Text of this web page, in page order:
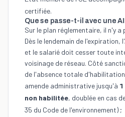
certifiée.
Que se passe-t-il avec une
Sur le plan réglementaire, il n'y a
Dès le lendemain de l'expiration,
et le salarié doit cesser toute
voisinage de réseau. Côté
de l'absence totale
amende administrative jusqu'à
non habilitée, doublée en cas
35 du Code de l'environnement) ;